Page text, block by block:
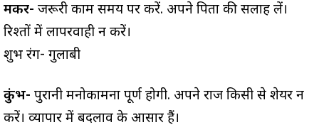
मकर- जरूरी काम समय पर करें. अपने पिता की सलाह लें।
रिश्तों में लापरवाही न करें।
शुभ रंग- गुलाबी
कुंभ- पुरानी मनोकामना पूर्ण होगी. अपने राज किसी से शेयर न
करें। व्यापार में बदलाव के आसार हैं।